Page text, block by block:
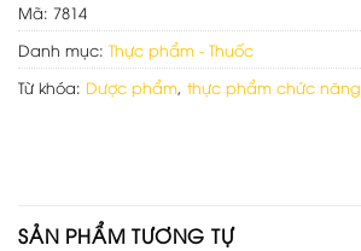
Mã: 7814
Danh mục: Thực phẩm - Thuốc
Từ khóa: Dược phẩm, thực phẩm chức năng
SẢN PHẨM TƯƠNG TỰ